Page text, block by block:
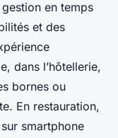
en temps
et des
dans l’hôtellerie,
bornes ou
En restauration,
smartphone